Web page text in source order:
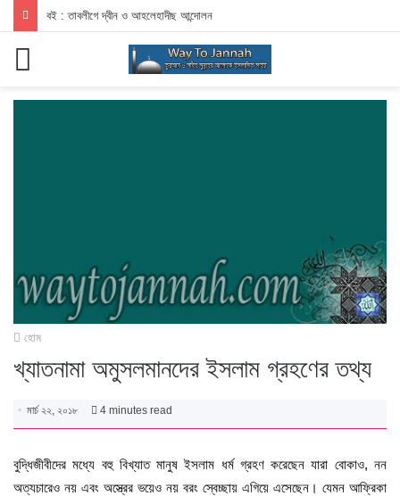
বই : তাবলীগে দ্বীন ও আহলেহাদীছ আন্দোলন
হোম
খ্যাতনামা অমুসলমানদের ইসলাম গ্রহণের তথ্য
মার্চ ২২, ২০১৮ 4 minutes read
বুদ্ধিজীবীদের মধ্যে বহু বিখ্যাত মানুষ ইসলাম ধর্ম গ্রহণ করেছেন যারা বোকাও, নন
অত্যচারেও নয় এবং অস্ত্রের ভয়েও নয় বরং স্বেচ্ছায় এগিয়ে এসেছেন। যেমন আফ্রিকা